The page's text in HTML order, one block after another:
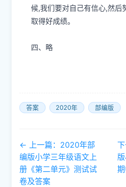
候,我们要对自己有信心,然后
取得好成绩。
四、 略
答案 2020年 部编版
← 上一篇：2020年部
编版小学三年级语文上
册《第二单元》测试试
卷及答案